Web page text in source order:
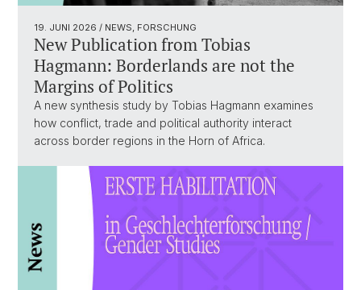
19. JUNI 2026 / NEWS, FORSCHUNG
New Publication from Tobias
Hagmann: Borderlands are not the
Margins of Politics
A new synthesis study by Tobias Hagmann examines
how conflict, trade and political authority interact
across border regions in the Horn of Africa.